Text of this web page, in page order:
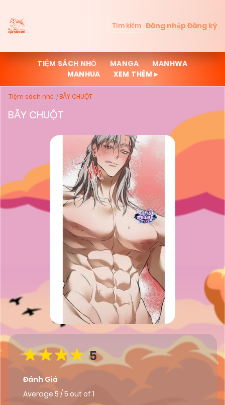
Tìm kiếm Đăng nhậpĐăng ký
TIỆM SÁCH NHỎ MANGA
MANHWA
MANHUA
XEM THÊM ▸
Tiệm sách nhỏ BẪY CHUỘT
BẪY CHUỘT
5
Đánh Giá
Average 5 /5 out of 1